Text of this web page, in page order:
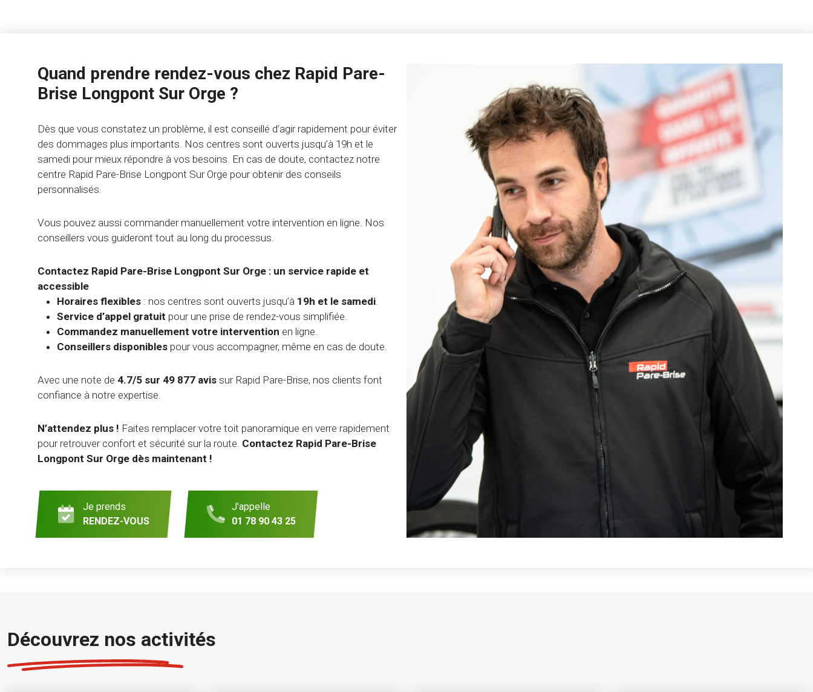
Quand prendre rendez-vous chez Rapid Pare-
Brise Longpont Sur Orge ?
Dès que vous constatez un problème, il est conseillé d’agir rapidement pour éviter
des dommages plus importants. Nos centres sont ouverts jusqu’à 19h et le
samedi pour mieux répondre à vos besoins. En cas de doute, contactez notre
centre Rapid Pare-Brise Longpont Sur Orge pour obtenir des conseils
personnalisés.
Vous pouvez aussi commander manuellement votre intervention en ligne. Nos
conseillers vous guideront tout au long du processus.
Contactez Rapid Pare-Brise Longpont Sur Orge : un service rapide et
accessible
Horaires flexibles : nos centres sont ouverts jusqu’à 19h et le samedi.
Service d’appel gratuit pour une prise de rendez-vous simplifiée.
Commandez manuellement votre intervention en ligne.
Conseillers disponibles pour vous accompagner, même en cas de doute.
Avec une note de 4.7/5 sur 49 877 avis sur Rapid Pare-Brise, nos clients font
confiance à notre expertise.
N’attendez plus ! Faites remplacer votre toit panoramique en verre rapidement
pour retrouver confort et sécurité sur la route. Contactez Rapid Pare-Brise
Longpont Sur Orge dès maintenant !
Je prends
RENDEZ-VOUS
J'appelle
01 78 90 43 25
Découvrez nos activités